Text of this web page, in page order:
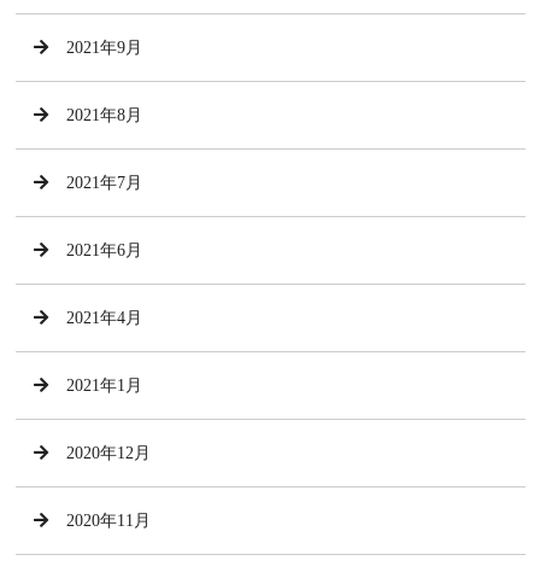
2021年9月
2021年8月
2021年7月
2021年6月
2021年4月
2021年1月
2020年12月
2020年11月